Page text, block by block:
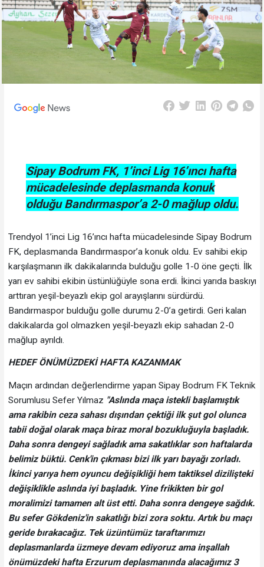
Sipay Bodrum FK, 1’inci Lig 16’ıncı hafta
mücadelesinde deplasmanda konuk
olduğu Bandırmaspor’a 2-0 mağlup oldu.
Trendyol 1’inci Lig 16’ıncı hafta mücadelesinde Sipay Bodrum
FK, deplasmanda Bandırmaspor’a konuk oldu. Ev sahibi ekip
karşılaşmanın ilk dakikalarında bulduğu golle 1-0 öne geçti. İlk
yarı ev sahibi ekibin üstünlüğüyle sona erdi. İkinci yarıda baskıyı
arttıran yeşil-beyazlı ekip gol arayışlarını sürdürdü.
Bandırmaspor bulduğu golle durumu 2-0’a getirdi. Geri kalan
dakikalarda gol olmazken yeşil-beyazlı ekip sahadan 2-0
mağlup ayrıldı.
HEDEF ÖNÜMÜZDEKİ HAFTA KAZANMAK
Maçın ardından değerlendirme yapan Sipay Bodrum FK Teknik
Sorumlusu Sefer Yılmaz "Aslında maça istekli başlamıştık
ama rakibin ceza sahası dışından çektiği ilk şut gol olunca
tabii doğal olarak maça biraz moral bozukluğuyla başladık.
Daha sonra dengeyi sağladık ama sakatlıklar son haftalarda
belimiz büktü. Cenk'in çıkması bizi ilk yarı bayağı zorladı.
İkinci yarıya hem oyuncu değişikliği hem taktiksel dizilişteki
değişiklikle aslında iyi başladık. Yine frikikten bir gol
moralimizi tamamen alt üst etti. Daha sonra dengeye sağdık.
Bu sefer Gökdeniz'in sakatlığı bizi zora soktu. Artık bu maçı
geride bırakacağız. Tek üzüntümüz taraftarımızı
deplasmanlarda üzmeye devam ediyoruz ama inşallah
önümüzdeki hafta Erzurum deplasmanında alacağımız 3